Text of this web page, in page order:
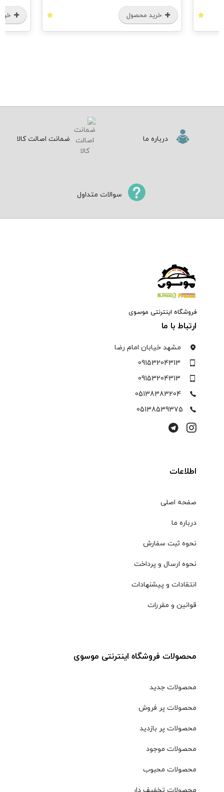
خرید محصول
درباره ما ضمانت اصالت کالا
سوالات متداول
فروشگاه اینترنتی موسوی
ارتباط با ما
مشهد خیابان امام رضا
09153204313
09153204313
05138383204
05138539375
اطلاعات
صفحه اصلی
درباره ما
نحوه ثبت سفارش
نحوه ارسال و پرداخت
انتقادات و پیشنهادات
قوانین و مقررات
محصولات فروشگاه اینترنتی موسوی
محصولات جدید
محصولات پر فروش
محصولات پر بازدید
محصولات موجود
محصولات محبوب